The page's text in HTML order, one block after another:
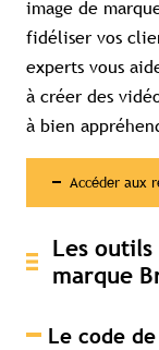
image de
fidéliser vos
experts vous
à créer des
à bien
Accéder aux
Les
marque
Le code